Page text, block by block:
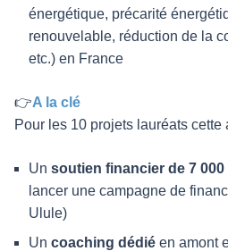
énergétique, précarité
renouvelable, réduction de la
etc.) en France
👉A la clé
Pour les 10 projets lauréats cette
Un soutien financier de 7 000
lancer une campagne de
Ulule)
Un coaching dédié en amont